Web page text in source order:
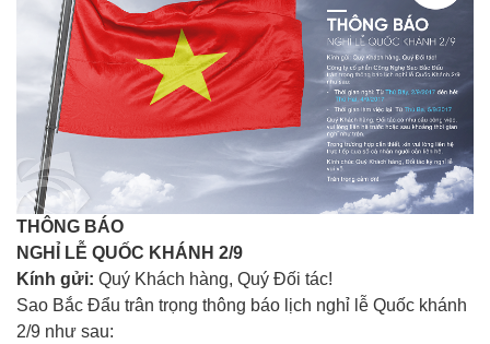
THÔNG BÁO
NGHỈ LỄ QUỐC KHÁNH 2/9
Kính gửi: Quý Khách hàng, Quý Đối tác!
Sao Bắc Đẩu trân trọng thông báo lịch nghỉ lễ Quốc khánh
2/9 như sau: